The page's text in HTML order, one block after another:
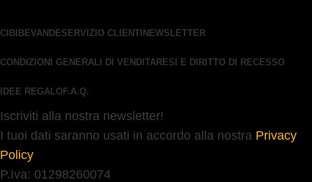
CIBI BEVANDESERVIZIO CLIENTI NEWSLETTER
CONDIZIONI GENERALI DI VENDITA RESI E DIRITTO DI RECESSO
IDEE REGALO F.A.Q.
Iscriviti alla nostra newsletter!
I tuoi dati saranno usati in accordo alla nostra Privacy
Policy
P.Iva: 01298260074